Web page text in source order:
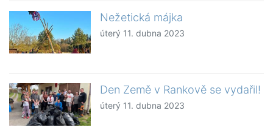
Nežetická májka
úterý 11. dubna 2023
Den Země v Rankově se vydařil!
úterý 11. dubna 2023